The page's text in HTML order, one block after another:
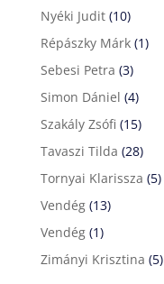
Nyéki Judit(10)
Répászky Márk(1)
Sebesi Petra (3)
Simon Dániel (4)
Szakály Zsófi (15)
Tavaszi Tilda (28)
Tornyai Klarissza (5)
Vendég(13)
Vendég(1)
Zimányi Krisztina (5)